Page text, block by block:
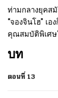
ท่ามกลางยุคส
“จองจินโฮ” เ
คุณสมบัติพิเศษ
บท
ตอนที่ 13